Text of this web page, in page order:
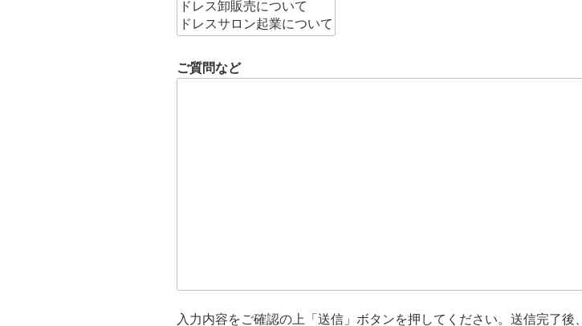
ご質問など
入力内容をご確認の上「送信」ボタンを押してください。送信完了後、